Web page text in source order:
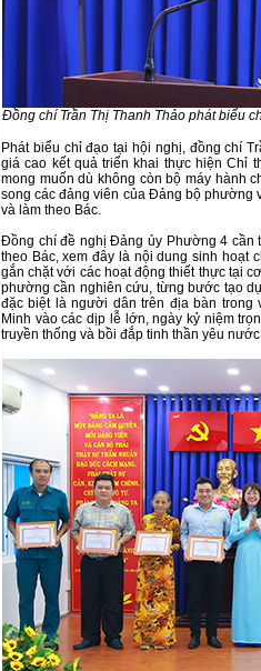
Đồng chí Trần Thị Thanh Thảo phát biểu
Phát biểu chỉ đạo tại hội nghị, đồng chí
giá cao kết quả triển khai thực hiện Chỉ
mong muốn dù không còn bộ máy hành
song các đảng viên của Đảng bộ phường
và làm theo Bác.
Đồng chí đề nghị Đảng ủy Phường 4 cần
theo Bác, xem đây là nội dung sinh hoạt
gắn chặt với các hoạt động thiết thực tại
phường cần nghiên cứu, từng bước tạo
đặc biệt là người dân trên địa bàn trong
Minh vào các dịp lễ lớn, ngày kỷ niệm
truyền thống và bồi đắp tinh thần yêu